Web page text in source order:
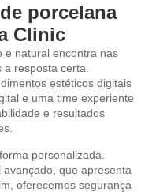
porcelana
Clinic
e natural encontra nas
a resposta certa.
estéticos digitais
e uma time experiente
e resultados
personalizada.
que apresenta
oferecemos segurança